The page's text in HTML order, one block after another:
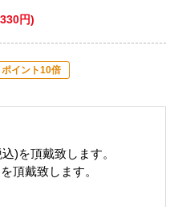
円)
ポイント10倍
)を頂戴致します。
頂戴致します。